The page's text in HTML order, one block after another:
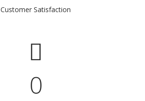
Customer Satisfaction
0